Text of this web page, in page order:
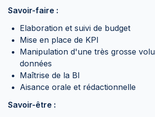
Savoir-faire :
Elaboration et suivi de budget
Mise en place de KPI
Manipulation d'une très grosse
données
Maîtrise de la BI
Aisance orale et rédactionnelle
Savoir-être :